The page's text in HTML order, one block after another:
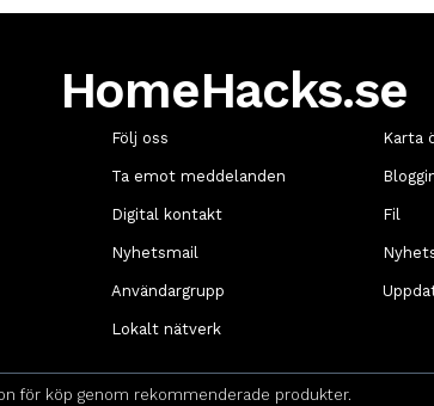
HomeHacks.se
för köp genom rekommenderade produkter.
Följ oss
Ta emot meddelanden
Digital kontakt
Nyhetsmail
Användargrupp
Lokalt nätverk
Karta
Fil